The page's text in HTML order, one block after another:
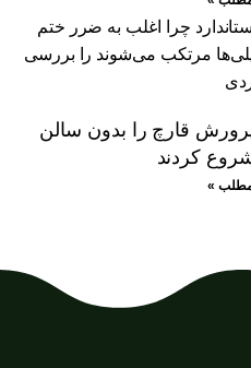
پرورش قارچ را بدون سالن
شروع کردند
مطلب »